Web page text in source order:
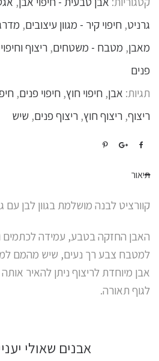
גרניט, חיפוי קיר - מגוון עיצובים,
מאבן, מטבח - משטחים, ריצוף
פנים
תגיות: אבן, חיפוי חוץ, חיפוי פנים,
ריצוף, ריצוף חוץ, ריצוף פנים, שיש
תיאור
קוורציט לבנה מושלמת בגוון לבן עם
האבן החזקה בטבע, עמידה לכתמים
למטבח צבע רך נעים, שיש מהמם
אבן מיוחדת לריצוף ניתן להאיר
לגוף תאורה.
אבנים שאולי